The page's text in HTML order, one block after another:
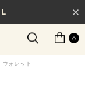
で送料無料
フトガイド
0
ウォレット